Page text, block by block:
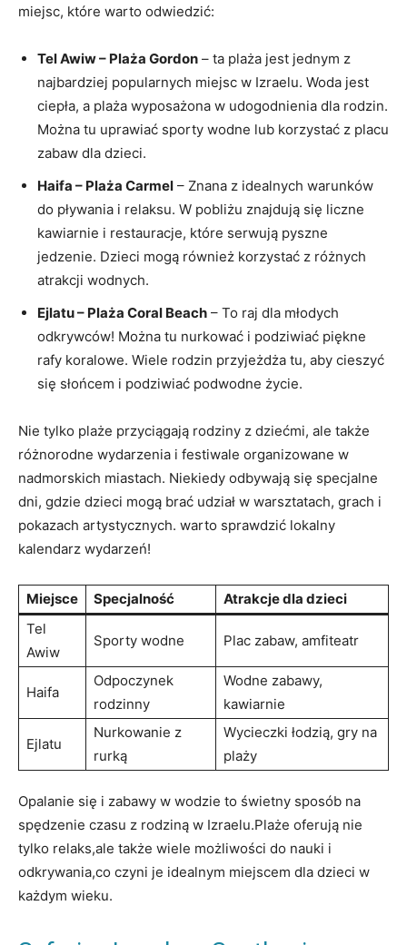
miejsc, które warto odwiedzić:
Tel Awiw – Plaża Gordon – ta plaża jest jednym z
najbardziej popularnych miejsc w Izraelu. Woda jest
ciepła, a plaża wyposażona w udogodnienia dla rodzin.
Można tu uprawiać sporty wodne lub korzystać z placu
zabaw dla dzieci.
Haifa – Plaża Carmel – Znana z idealnych warunków
do pływania i relaksu. W pobliżu znajdują się liczne
kawiarnie i restauracje, które serwują pyszne
jedzenie. Dzieci mogą również korzystać z różnych
atrakcji wodnych.
Ejlatu – Plaża Coral Beach – To raj dla młodych
odkrywców! Można tu nurkować i podziwiać piękne
rafy koralowe. Wiele rodzin przyjeżdża tu, aby cieszyć
się słońcem i podziwiać podwodne życie.
Nie tylko plaże przyciągają rodziny z dziećmi, ale także
różnorodne wydarzenia i festiwale organizowane w
nadmorskich miastach. Niekiedy odbywają się specjalne
dni, gdzie dzieci mogą brać udział w warsztatach, grach i
pokazach artystycznych. warto sprawdzić lokalny
kalendarz wydarzeń!
Miejsce Specjalność
Atrakcje dla dzieci
Tel
Awiw
Sporty wodne Plac zabaw, amfiteatr
Haifa
Odpoczynek
rodzinny
Wodne zabawy,
kawiarnie
Ejlatu
Nurkowanie z
rurką
Wycieczki łodzią, gry na
plaży
Opalanie się i zabawy w wodzie to świetny sposób na
spędzenie czasu z rodziną w Izraelu.Plaże oferują nie
tylko relaks,ale także wiele możliwości do nauki i
odkrywania,co czyni je idealnym miejscem dla dzieci w
każdym wieku.